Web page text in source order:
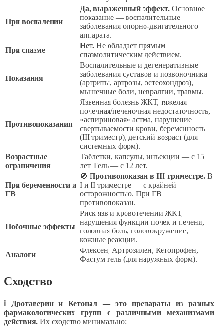
При воспалении
Да, выраженный эффект. Основное
показание — воспалительные
заболевания опорно-двигательного
аппарата.
При спазме
Нет. Не обладает прямым
спазмолитическим действием.
Показания
Воспалительные и дегенеративные
заболевания суставов и позвоночника
(артриты, артрозы, остеохондроз),
мышечные боли, невралгии, травмы.
Противопоказания
Язвенная болезнь ЖКТ, тяжелая
почечная/печеночная недостаточность,
«аспириновая» астма, нарушение
свертываемости крови, беременность
(III триместр), детский возраст (для
системных форм).
Возрастные
ограничения
Таблетки, капсулы, инъекции — с 15
лет. Гель — с 12 лет.
При беременности и
ГВ
🚫 Противопоказан в III триместре. В
I и II триместре — с крайней
осторожностью. При ГВ
противопоказан.
Побочные эффекты
Риск язв и кровотечений ЖКТ,
нарушения функции почек и печени,
головная боль, головокружение,
кожные реакции.
Аналоги
Флексен, Артрозилен, Кетопрофен,
Фастум гель (для наружных форм).
Сходство
ℹ Дротаверин и Кетонал — это препараты из разных
фармакологических групп с различными механизмами
действия. Их сходство минимально: